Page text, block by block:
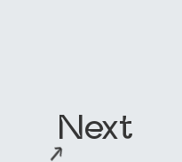
→Next
→